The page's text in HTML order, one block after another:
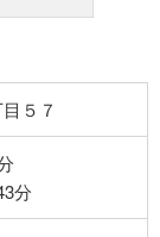
５７
分